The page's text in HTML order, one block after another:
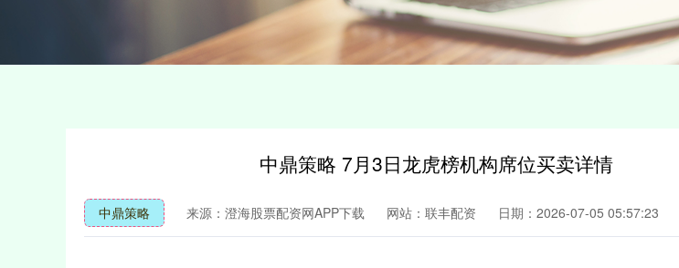
中鼎策略 7月3日龙虎榜机构席位买卖详情
中鼎策略 来源：澄海股票配资网APP下载 网站：联丰配资 日期：2026-07-05 05:57:23